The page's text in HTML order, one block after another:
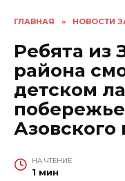
ГЛАВНАЯ » НОВОСТИ
Ребята из
района
детском
Азовского
НА ЧТЕНИЕ
1 мин